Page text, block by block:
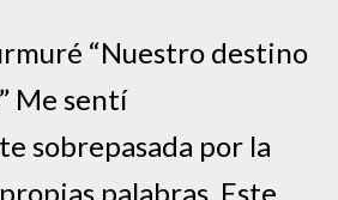
“Nuestro destino
Me sentí
sobrepasada por la
palabras. Este